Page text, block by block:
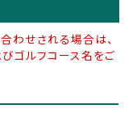
わせされる場合は、
ゴルフコース名をご